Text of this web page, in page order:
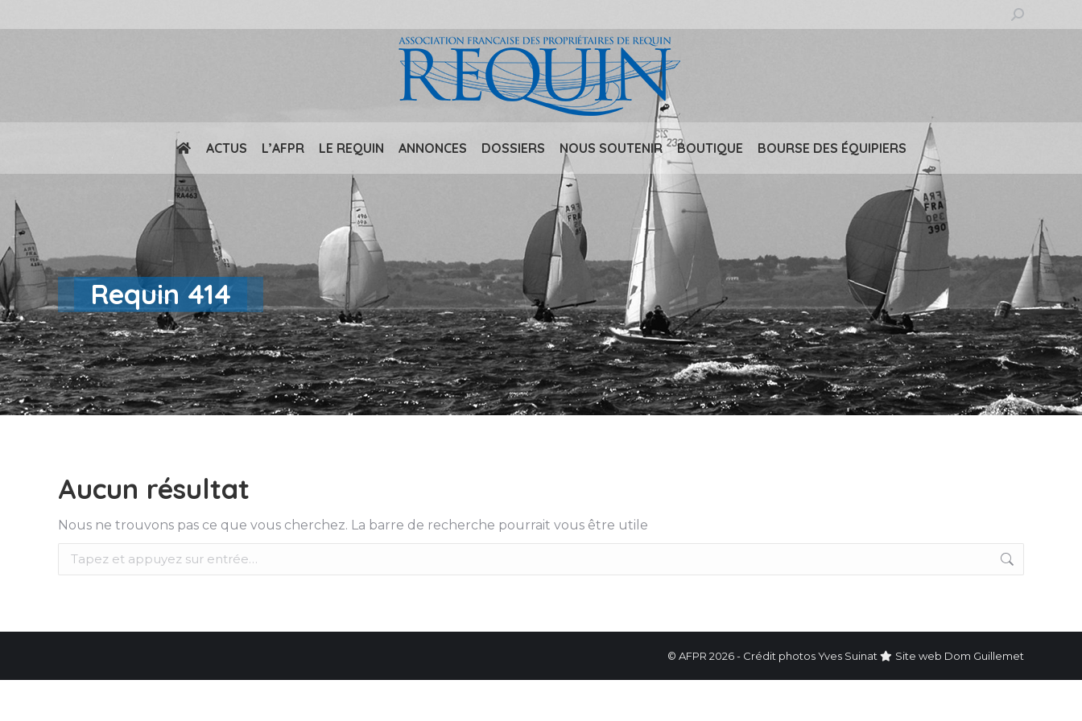
Recherche
:
ACTUS L’AFPR LE REQUIN ANNONCES DOSSIERS NOUS SOUTENIR BOUTIQUE BOURSE DES ÉQUIPIERS
Requin 414
Aucun résultat
Nous ne trouvons pas ce que vous cherchez. La barre de recherche pourrait vous être utile
Recherche
:
© AFPR 2026 - Crédit photos Yves Suinat Site web Dom Guillemet